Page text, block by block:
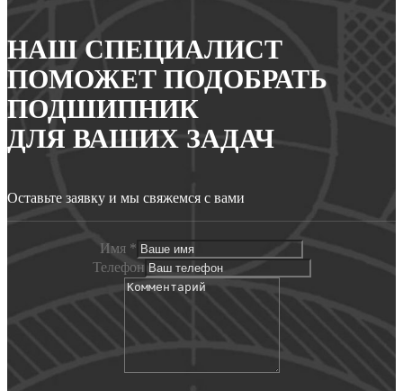
НАШ СПЕЦИАЛИСТ
ПОМОЖЕТ ПОДОБРАТЬ
ПОДШИПНИК
ДЛЯ ВАШИХ ЗАДАЧ
Оставьте заявку и мы свяжемся с вами
Имя *
Телефон